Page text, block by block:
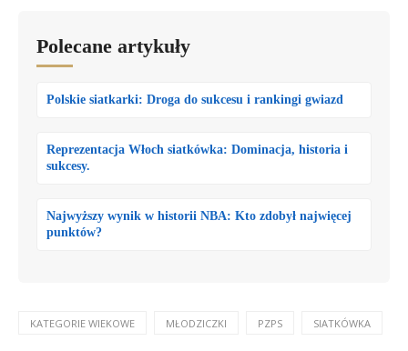
Polecane artykuły
Polskie siatkarki: Droga do sukcesu i rankingi gwiazd
Reprezentacja Włoch siatkówka: Dominacja, historia i
sukcesy.
Najwyższy wynik w historii NBA: Kto zdobył najwięcej
punktów?
KATEGORIE WIEKOWE MŁODZICZKI PZPS SIATKÓWKA